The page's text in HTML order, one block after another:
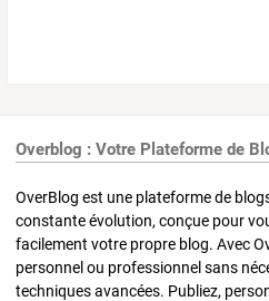
Overblog : Votre Plateforme de
OverBlog est une plateforme de
constante évolution, conçue pour
facilement votre propre blog. Avec
personnel ou professionnel sans
techniques avancées. Publiez,